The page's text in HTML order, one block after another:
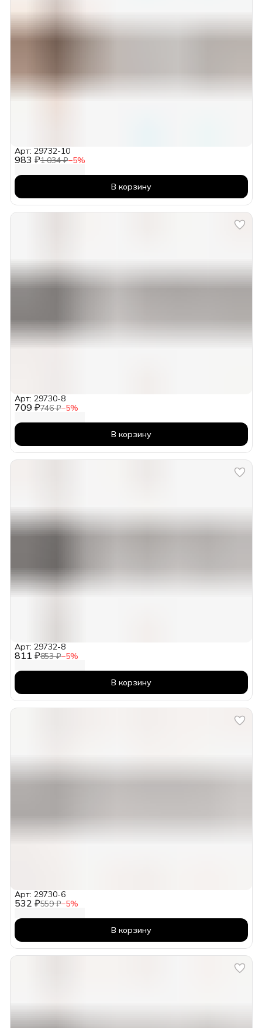
983 ₽1 034 ₽−5%
Арт: 29732-10
В корзину
709 ₽746 ₽−5%
Арт: 29730-8
В корзину
811 ₽853 ₽−5%
Арт: 29732-8
В корзину
532 ₽559 ₽−5%
Арт: 29730-6
В корзину